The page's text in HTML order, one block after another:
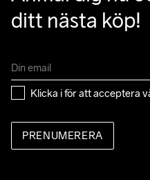
ditt nästa köp!
Klicka i för att acceptera
PRENUMERERA